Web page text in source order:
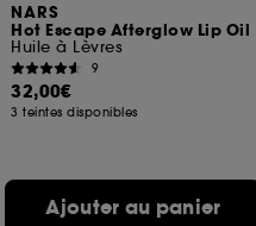
NARS
Hot Escape Afterglow Lip Oil
Huile à Lèvres
9
32,00€
3 teintes disponibles
Ajouter au panier